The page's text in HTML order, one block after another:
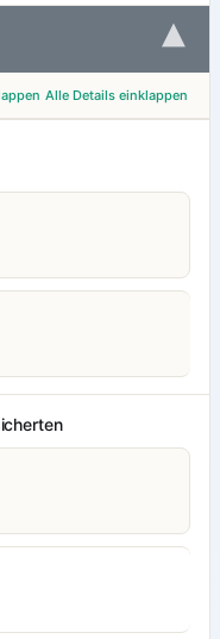
▾
Alle Details einklappen